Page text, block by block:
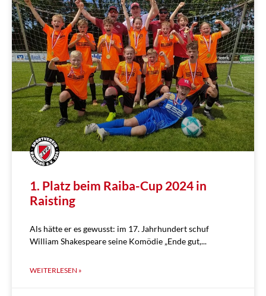
1. Platz beim Raiba-Cup 2024 in
Raisting
Als hätte er es gewusst: im 17. Jahrhundert schuf
William Shakespeare seine Komödie „Ende gut,
WEITERLESEN »